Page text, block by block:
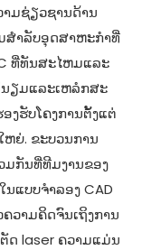
າມຊ່ຽວຊານດ້ານ
ສຳລັບອຸດສາຫະກຳທີ່
ທີ່ທັນສະໄຫມແລະ
ຽມແລະເຫລໍກສະ
ງຮັບໂຄງການຕັ້ງແຕ່
ຍ່. ຂະບວນການ
ກັນທີ່ທີມງານຂອງ
ແບບຈໍາລອງ CAD
ວາມຄິດຈົນເຖິງການ
ດ laser ຄວາມແມ່ນ